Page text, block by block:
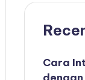
Cara